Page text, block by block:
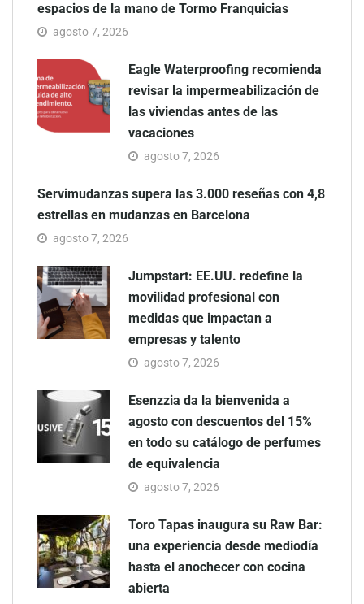
espacios de la mano de Tormo Franquicias
agosto 7, 2026
Eagle Waterproofing recomienda
revisar la impermeabilización de
las viviendas antes de las
vacaciones
agosto 7, 2026
Servimudanzas supera las 3.000 reseñas con 4,8
estrellas en mudanzas en Barcelona
agosto 7, 2026
Jumpstart: EE.UU. redefine la
movilidad profesional con
medidas que impactan a
empresas y talento
agosto 7, 2026
Esenzzia da la bienvenida a
agosto con descuentos del 15%
en todo su catálogo de perfumes
de equivalencia
agosto 7, 2026
Toro Tapas inaugura su Raw Bar:
una experiencia desde mediodía
hasta el anochecer con cocina
abierta